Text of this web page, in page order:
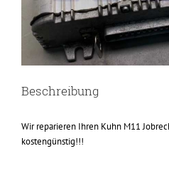
Beschreibung
Wir reparieren Ihren Kuhn M11
kostengünstig!!!